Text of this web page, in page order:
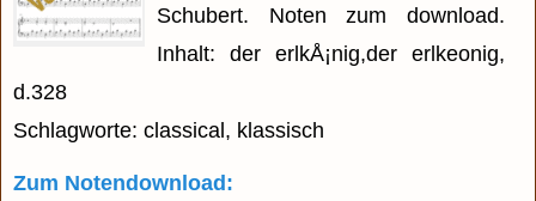
Schubert. Noten zum download.
Inhalt: der erlkÅ¡nig,der erlkeonig,
d.328
Schlagworte: classical, klassisch
Zum Notendownload: